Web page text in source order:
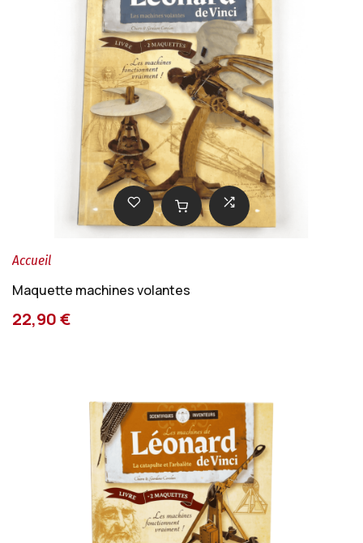
Accueil
Maquette machines volantes
22,90 €